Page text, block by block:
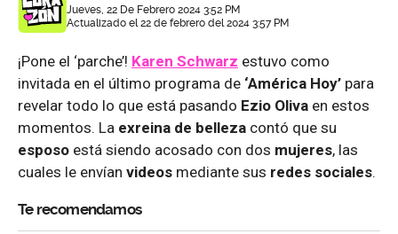
Jueves, 22 De Febrero 2024 3:52 PM
Actualizado el 22 de febrero del 2024 3:57 PM
¡Pone el ‘parche’! Karen Schwarz estuvo como
invitada en el último programa de ‘América Hoy’ para
revelar todo lo que está pasando Ezio Oliva en estos
momentos. La exreina de belleza contó que su
esposo está siendo acosado con dos mujeres, las
cuales le envían videos mediante sus redes sociales.
Te recomendamos